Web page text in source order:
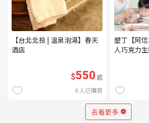
【台北北投 | 溫泉泡湯】春天
酒店
$550起
0 人已購買
墾丁【阿
人巧克力
去看更多